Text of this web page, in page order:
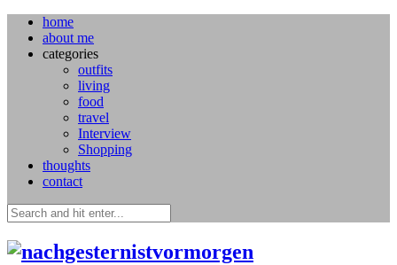
home
about me
categories
outfits
living
food
travel
Interview
Shopping
thoughts
contact